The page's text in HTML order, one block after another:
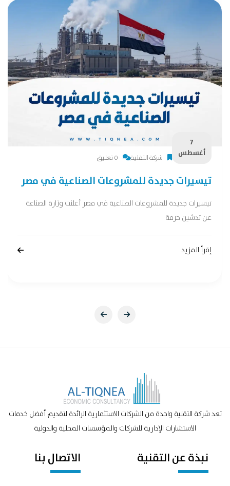
7
أغسطس
شركة التقنية 0 تعليق
تيسيرات جديدة للمشروعات الصناعية في مصر
تيسيرات جديدة للمشروعات الصناعية في مصر أعلنت وزارة الصناعة
عن تدشين حزمة
إقرأ المزيد
تعد شركة التقنية واحدة من الشركات الاستثمارية الرائدة لتقديم أفضل خدمات
الاستشارات الإدارية للشركات والمؤسسات المحلية والدولية
نبذة عن التقنية الاتصال بنا